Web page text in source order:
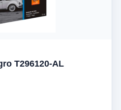
T296120-AL